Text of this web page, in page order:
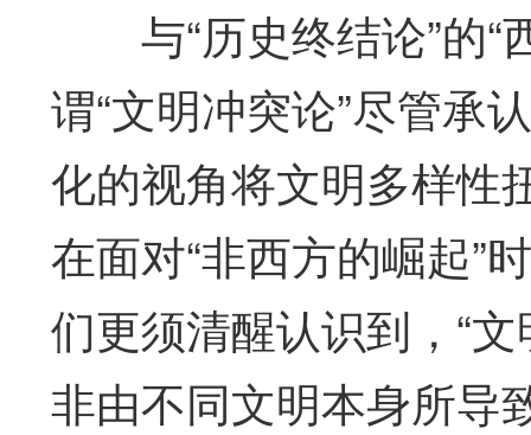
与“历史终结论”的“
谓“文明冲突论”尽管承
化的视角将文明多样性
在面对“非西方的崛起”
们更须清醒认识到，“
非由不同文明本身所导